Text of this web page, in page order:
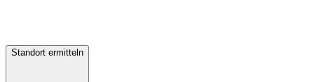
Standort ermitteln